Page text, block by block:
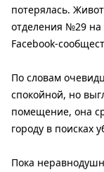
потерялась.
отделения №29 на
Facebook-
По словам
спокойной, но
помещение, она
городу в поисках
Пока